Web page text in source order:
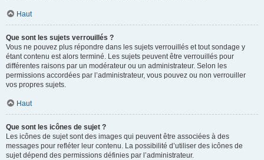
Haut
Que sont les sujets verrouillés ?
Vous ne pouvez plus répondre dans les sujets verrouillés et tout sondage y
étant contenu est alors terminé. Les sujets peuvent être verrouillés pour
différentes raisons par un modérateur ou un administrateur. Selon les
permissions accordées par l’administrateur, vous pouvez ou non verrouiller
vos propres sujets.
Haut
Que sont les icônes de sujet ?
Les icônes de sujet sont des images qui peuvent être associées à des
messages pour refléter leur contenu. La possibilité d’utiliser des icônes de
sujet dépend des permissions définies par l’administrateur.